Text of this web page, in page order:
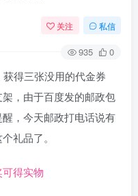
关注 私信
935 0
得三张没用的代金券
架，由于百度发的邮政包
，今天邮政打电话说有
礼品了。
得实物